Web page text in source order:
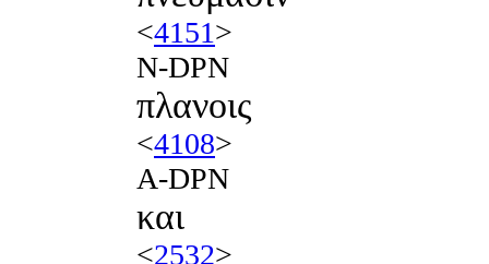
<4151>
N-DPN
πλανοις
<4108>
A-DPN
και
<2532>